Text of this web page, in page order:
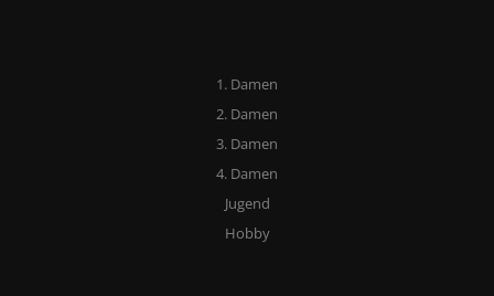
1. Damen
2. Damen
3. Damen
4. Damen
Jugend
Hobby